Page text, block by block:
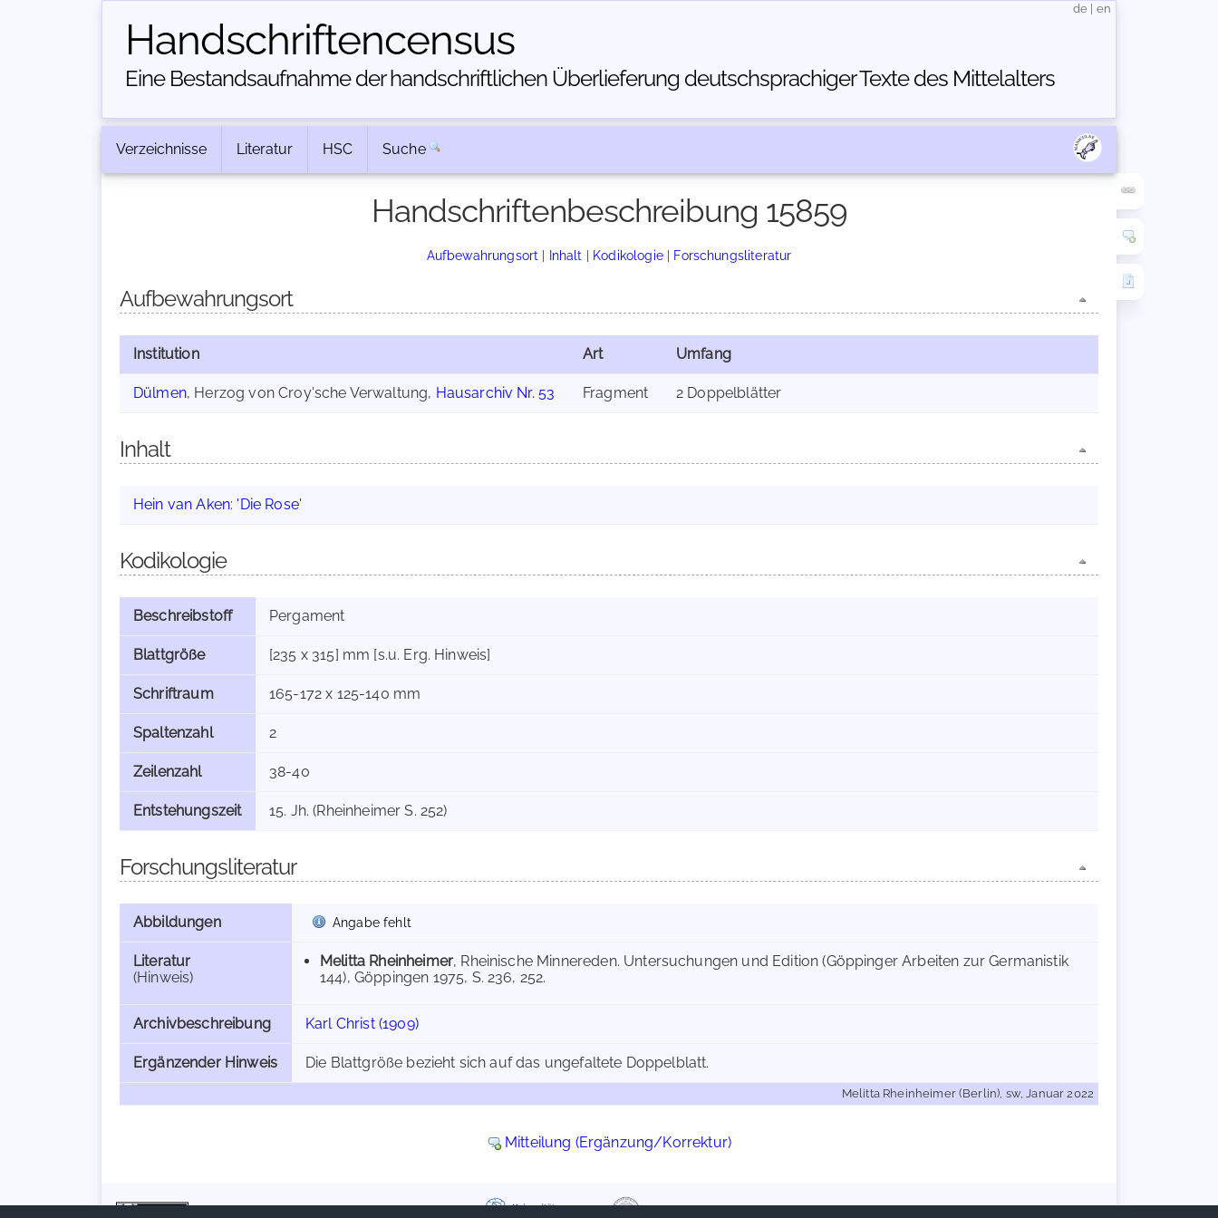
Handschriften­census
Eine Bestandsaufnahme der handschriftlichen Über­lieferung deutschsprachiger Texte des Mittelalters
de en
Verzeichnisse Literatur HSC Suche
Handschriftenbeschreibung 15859
Aufbewahrungsort | Inhalt | Kodikologie| Forschungsliteratur
Aufbewahrungsort
Institution Art Umfang
Dülmen, Herzog von Croy'sche Verwaltung, Hausarchiv Nr. 53 Fragment 2 Doppelblätter
Inhalt
Hein van Aken: 'Die Rose'
Kodikologie
Beschreibstoff Pergament
Blattgröße [235 x 315] mm [s.u. Erg. Hinweis]
Schriftraum 165-172 x 125-140 mm
Spaltenzahl 2
Zeilenzahl 38-40
Entstehungszeit 15. Jh. (Rheinheimer S. 252)
Forschungsliteratur
Abbildungen Angabe fehlt
Literatur
(Hinweis)
Melitta Rheinheimer, Rheinische Minnereden. Untersuchungen und Edition (Göppinger Arbeiten zur Germanistik
144), Göppingen 1975, S. 236, 252.
Archivbeschreibung Karl Christ (1909)
Ergänzender Hinweis Die Blattgröße bezieht sich auf das ungefaltete Doppelblatt.
Melitta Rheinheimer (Berlin), sw, Januar 2022
Mitteilung (Ergänzung/Korrektur)